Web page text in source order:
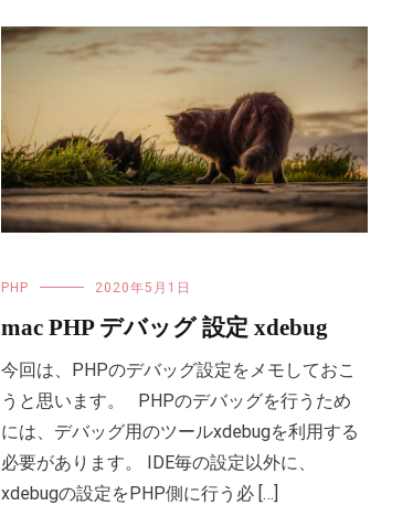
PHP 2020年5月1日
mac PHP デバッグ 設定 xdebug
今回は、PHPのデバッグ設定をメモしておこ
うと思います。 PHPのデバッグを行うため
には、デバッグ用のツールxdebugを利用する
必要があります。 IDE毎の設定以外に、
xdebugの設定をPHP側に行う必 […]